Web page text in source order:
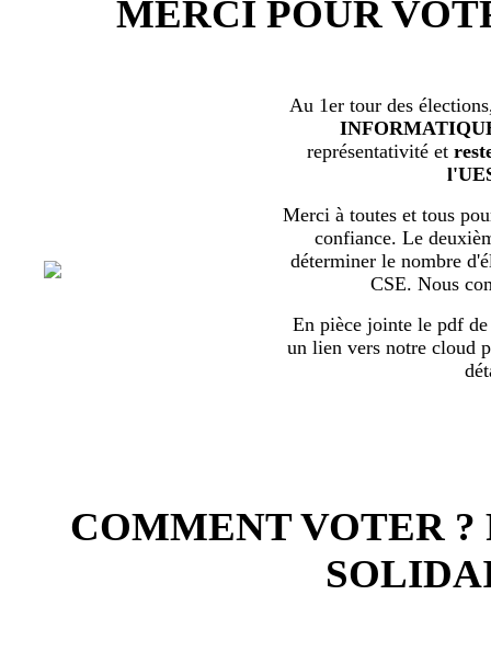
MERCI POUR
Au 1er tour des
représentativité et
Merci à toutes et tous
confiance. Le
déterminer le nombre
CSE. Nous
En pièce jointe le pdf de
un lien vers notre cloud
COMMENT VOTER ?